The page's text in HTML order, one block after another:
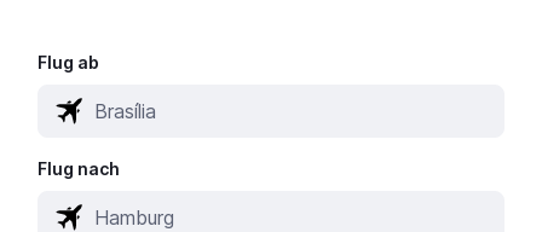
Flug ab
Flug nach